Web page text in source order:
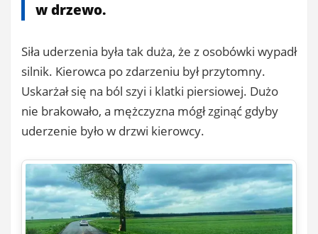
w drzewo.
Siła uderzenia była tak duża, że z osobówki wypadł
silnik. Kierowca po zdarzeniu był przytomny.
Uskarżał się na ból szyi i klatki piersiowej. Dużo
nie brakowało, a mężczyzna mógł zginąć gdyby
uderzenie było w drzwi kierowcy.